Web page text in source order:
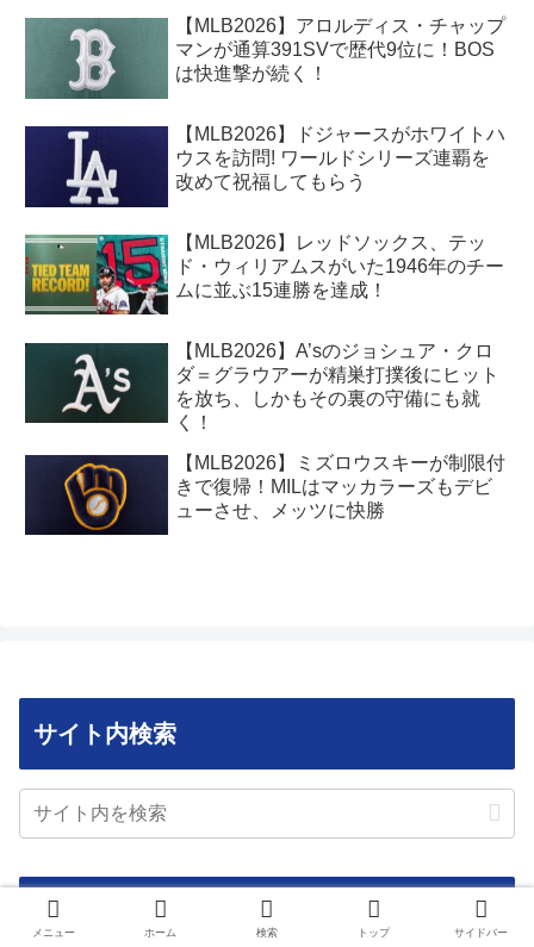
【MLB2026】アロルディス・チャップ
マンが通算391SVで歴代9位に！BOS
は快進撃が続く！
【MLB2026】ドジャースがホワイトハ
ウスを訪問! ワールドシリーズ連覇を
改めて祝福してもらう
【MLB2026】レッドソックス、テッ
ド・ウィリアムスがいた1946年のチー
ムに並ぶ15連勝を達成！
【MLB2026】A’sのジョシュア・クロ
ダ＝グラウアーが精巣打撲後にヒット
を放ち、しかもその裏の守備にも就
く！
【MLB2026】ミズロウスキーが制限付
きで復帰！MILはマッカラーズもデビ
ューさせ、メッツに快勝
サイト内検索
アーカイブ
メニュー ホーム 検索 トップ サイドバー